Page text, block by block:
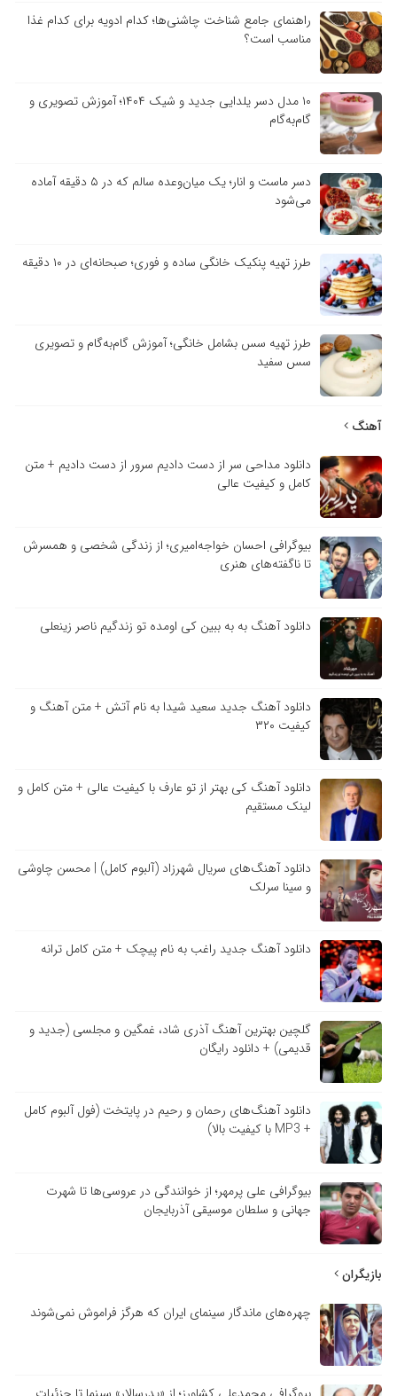
راهنمای جامع شناخت چاشنی‌ها؛ کدام ادویه برای کدام غذا
مناسب است؟
۱۰ مدل دسر یلدایی جدید و شیک ۱۴۰۴؛ آموزش تصویری و
گام‌به‌گام
دسر ماست و انار؛ یک میان‌وعده سالم که در ۵ دقیقه آماده
می‌شود
طرز تهیه پنکیک خانگی ساده و فوری؛ صبحانه‌ای در ۱۰ دقیقه
طرز تهیه سس بشامل خانگی؛ آموزش گام‌به‌گام و تصویری
سس سفید
آهنگ
دانلود مداحی سر از دست دادیم سرور از دست دادیم + متن
کامل و کیفیت عالی
بیوگرافی احسان خواجه‌امیری؛ از زندگی شخصی و همسرش
تا ناگفته‌های هنری
دانلود آهنگ به به ببین کی اومده تو زندگیم ناصر زینعلی
دانلود آهنگ جدید سعید شیدا به نام آتش + متن آهنگ و
کیفیت ۳۲۰
دانلود آهنگ کی بهتر از تو عارف با کیفیت عالی + متن کامل و
لینک مستقیم
دانلود آهنگ‌های سریال شهرزاد (آلبوم کامل) | محسن چاوشی
و سینا سرلک
دانلود آهنگ جدید راغب به نام پیچک + متن کامل ترانه
گلچین بهترین آهنگ آذری شاد، غمگین و مجلسی (جدید و
قدیمی) + دانلود رایگان
دانلود آهنگ‌های رحمان و رحیم در پایتخت (فول آلبوم کامل
+ MP3 با کیفیت بالا)
بیوگرافی علی پرمهر؛ از خوانندگی در عروسی‌ها تا شهرت
جهانی و سلطان موسیقی آذربایجان
بازیگران
چهره‌های ماندگار سینمای ایران که هرگز فراموش نمی‌شوند